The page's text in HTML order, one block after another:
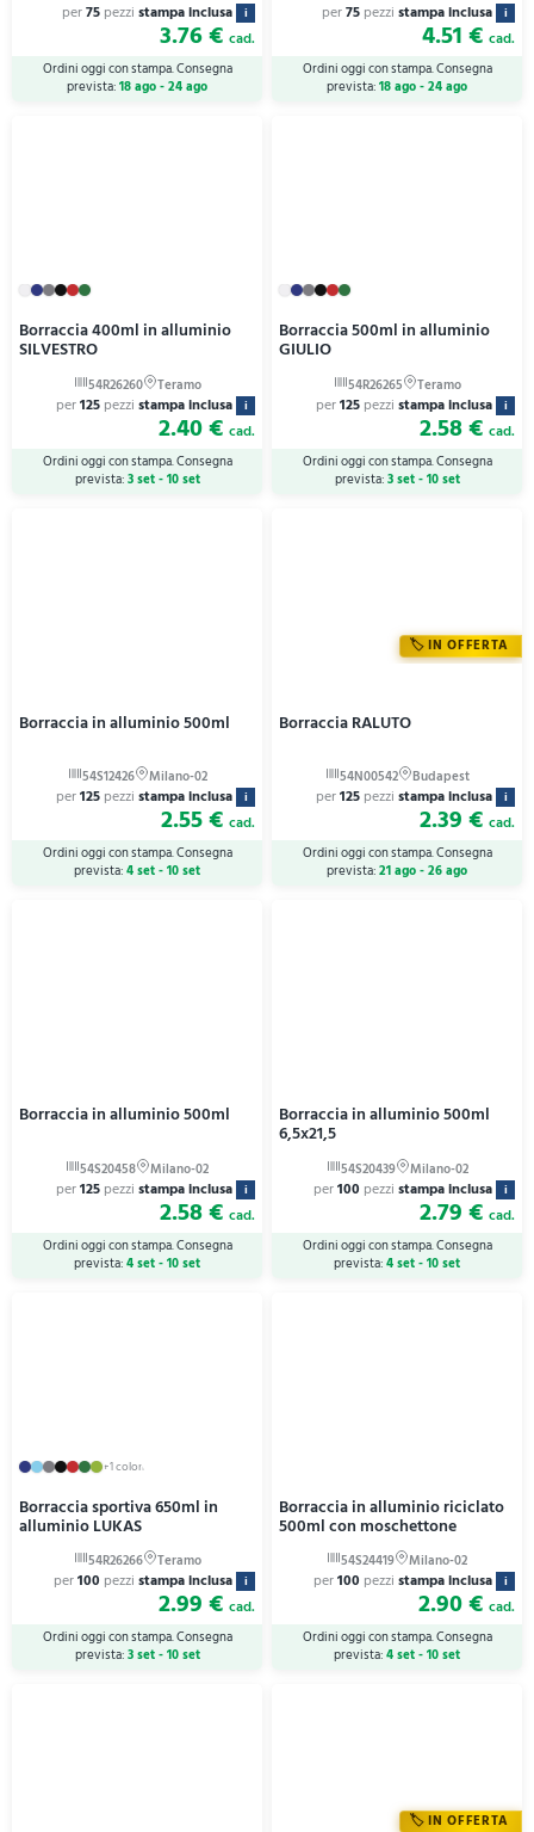
per75 pezzi stampa inclusa i
3.76 € cad.
Ordini oggi con stampa. Consegna
prevista:18 ago - 24 ago
per75 pezzi stampa inclusa i
4.51 € cad.
Ordini oggi con stampa. Consegna
prevista:18 ago - 24 ago
Borraccia 400ml in alluminio
SILVESTRO
per125 pezzi stampa inclusa i
2.40 € cad.
Ordini oggi con stampa. Consegna
prevista:3 set - 10 set
Borraccia 500ml in alluminio
GIULIO
per125 pezzi stampa inclusa i
2.58 € cad.
Ordini oggi con stampa. Consegna
prevista:3 set - 10 set
Borraccia in alluminio 500ml
per125 pezzi stampa inclusa i
2.55 € cad.
Ordini oggi con stampa. Consegna
prevista:4 set - 10 set
IN OFFERTA
Borraccia RALUTO
per125 pezzi stampa inclusa i
2.39 € cad.
Ordini oggi con stampa. Consegna
prevista:21 ago - 26 ago
Borraccia in alluminio 500ml
per125 pezzi stampa inclusa i
2.58 € cad.
Ordini oggi con stampa. Consegna
prevista:4 set - 10 set
Borraccia in alluminio 500ml
6,5x21,5
per100 pezzi stampa inclusa i
2.79 € cad.
Ordini oggi con stampa. Consegna
prevista:4 set - 10 set
+1 colori
Borraccia sportiva 650ml in
alluminio LUKAS
per100 pezzi stampa inclusa i
2.99 € cad.
Ordini oggi con stampa. Consegna
prevista:3 set - 10 set
Borraccia in alluminio riciclato
500ml con moschettone
per100 pezzi stampa inclusa i
2.90 € cad.
Ordini oggi con stampa. Consegna
prevista:4 set - 10 set
IN OFFERTA